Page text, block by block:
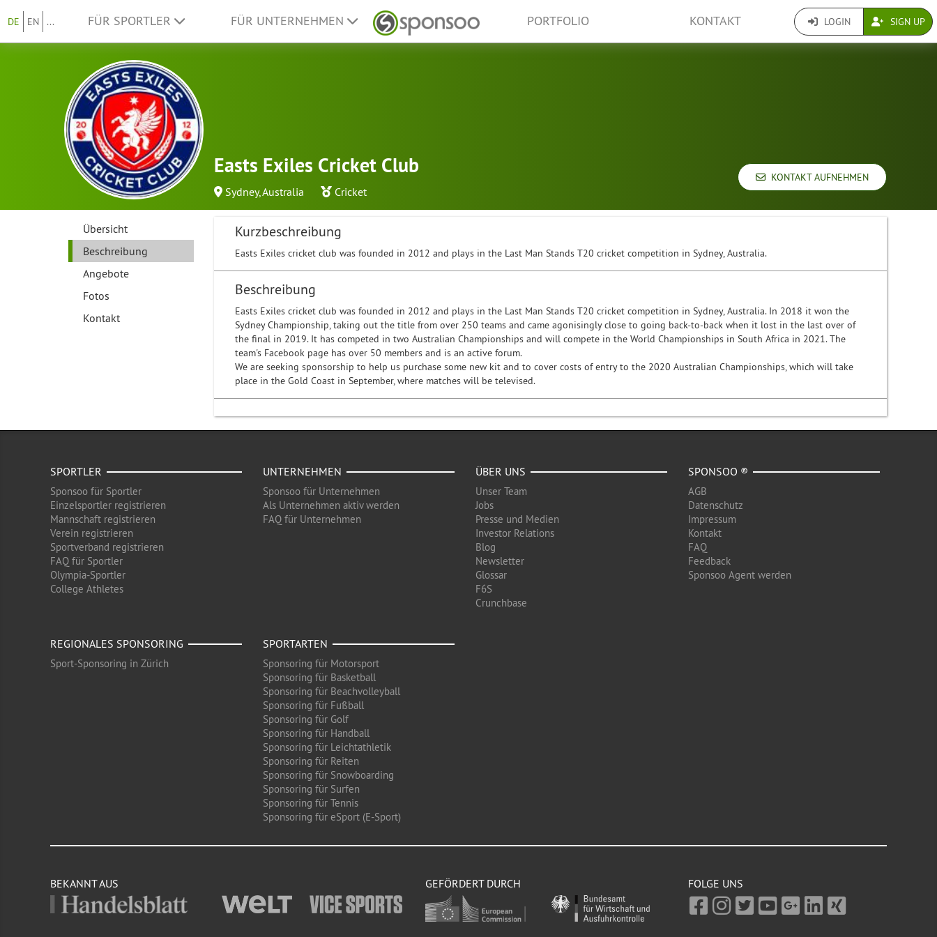
DE EN ... FÜR SPORTLER FÜR UNTERNEHMEN PORTFOLIO KONTAKT LOGIN SIGN UP
Easts Exiles Cricket Club
Sydney, Australia Cricket
KONTAKT AUFNEHMEN
Übersicht
Beschreibung
Angebote
Fotos
Kontakt
Kurzbeschreibung
Easts Exiles cricket club was founded in 2012 and plays in the Last Man Stands T20 cricket competition in Sydney, Australia.
Beschreibung
Easts Exiles cricket club was founded in 2012 and plays in the Last Man Stands T20 cricket competition in Sydney, Australia. In 2018 it won the
Sydney Championship, taking out the title from over 250 teams and came agonisingly close to going back-to-back when it lost in the last over of
the final in 2019. It has competed in two Australian Championships and will compete in the World Championships in South Africa in 2021. The
team's Facebook page has over 50 members and is an active forum.
We are seeking sponsorship to help us purchase some new kit and to cover costs of entry to the 2020 Australian Championships, which will take
place in the Gold Coast in September, where matches will be televised.
SPORTLER
Sponsoo für Sportler
Einzelsportler registrieren
Mannschaft registrieren
Verein registrieren
Sportverband registrieren
FAQ für Sportler
Olympia-Sportler
College Athletes
UNTERNEHMEN
Sponsoo für Unternehmen
Als Unternehmen aktiv werden
FAQ für Unternehmen
ÜBER UNS
Unser Team
Jobs
Presse und Medien
Investor Relations
Blog
Newsletter
Glossar
F6S
Crunchbase
SPONSOO ®
AGB
Datenschutz
Impressum
Kontakt
FAQ
Feedback
Sponsoo Agent werden
REGIONALES SPONSORING
Sport-Sponsoring in Zürich
SPORTARTEN
Sponsoring für Motorsport
Sponsoring für Basketball
Sponsoring für Beachvolleyball
Sponsoring für Fußball
Sponsoring für Golf
Sponsoring für Handball
Sponsoring für Leichtathletik
Sponsoring für Reiten
Sponsoring für Snowboarding
Sponsoring für Surfen
Sponsoring für Tennis
Sponsoring für eSport (E-Sport)
BEKANNT AUS GEFÖRDERT DURCH FOLGE UNS